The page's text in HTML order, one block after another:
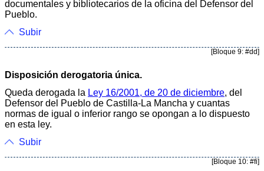
documentales y bibliotecarios de la oficina del Defensor del
Pueblo.
Subir
[Bloque 9: #dd]
Disposición derogatoria única.
Queda derogada la Ley 16/2001, de 20 de diciembre, del
Defensor del Pueblo de Castilla-La Mancha y cuantas
normas de igual o inferior rango se opongan a lo dispuesto
en esta ley.
Subir
[Bloque 10: #fi]